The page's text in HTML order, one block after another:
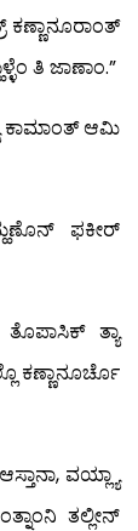
ತಿ ಜಾಣಾಂ.”
ಕಾಮಾಂತ್ ಆಮಿ
ಫಕೀರ್
ತ್ಯಾ
ಕಣ್ಣಾನೂರ್ಚೊ
ವಯ್ಲ್ಯಾ
ತಲ್ಲೀನ್